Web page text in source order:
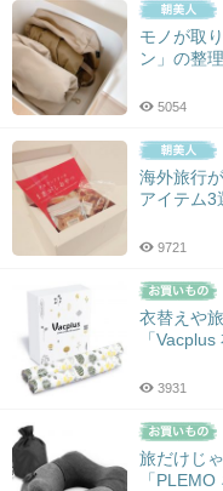
モノが取
ン」の整
5054
海外旅行
アイテム3
9721
衣替えや
「Vacplus
3931
旅だけじ
「PLEMO